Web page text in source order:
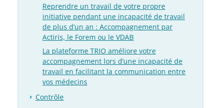
Reprendre un travail de votre propre
initiative pendant une incapacité de travail
de plus d’un an : Accompagnement par
Actiris, le Forem ou le VDAB
La plateforme TRIO améliore votre
accompagnement lors d’une incapacité de
travail en facilitant la communication entre
vos médecins
Contrôle